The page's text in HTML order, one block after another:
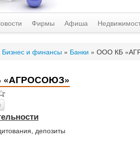
Фирмы Афиша
Бизнес и финансы » Банки » ООО КБ
«АГРОСОЮЗ»
депозиты